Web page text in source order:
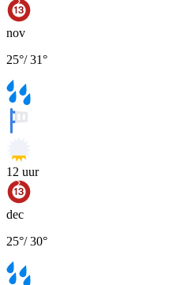
nov
25°/31°
12 uur
dec
25°/30°